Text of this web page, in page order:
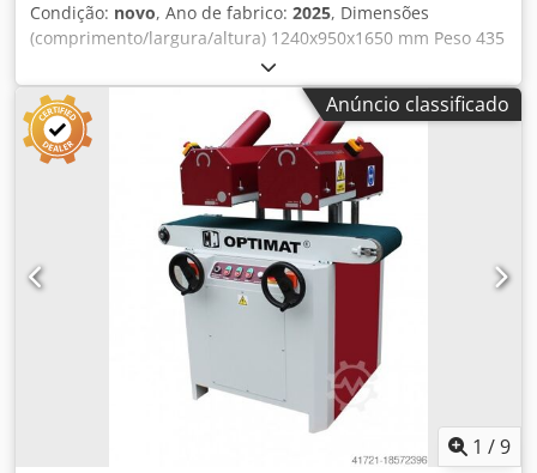
Condição: novo, Ano de fabrico: 2025, Dimensões
(comprimento/largura/altura) 1240x950x1650 mm Peso 435
kg Requisito total de potência 4,65 kW Máquina de escovar
RUSTOMAX 300 DELUXE - Largura de trabalho 300 mm -
Altura de trabalho máx. 300 milímetros - Comprimento de
trabalho 1100 mm - Diâmetro da escova 190 mm -
Velocidade da escova 1500 rpm - Diâmetro do furo da
escova 40 mm - duas unidades de escova incluindo escova
- Velocidade de avanço continuamente ajustável até 10
m/min. - Altura de trabalho 940 mm - Diâmetro do bico de
admissão 2 x 120 mm - Unidades de escovas de potência
motorizada 2 x 2,2 KW - Potência do motor 0,25 KW -
Potência total 4,65 kW Djdpfxjv A Hdce Ai Teck - Voltagem
400 V/ 50 Hz - incluindo 2 pincéis para estruturar madeira
dura e macia - fácil ajuste de altura via volante -
Tensionamento da peça por rolos de pressão
emborrachados - Dimensões totais C= 1240 mm, L= 950
Anúncio classificado
1 /9